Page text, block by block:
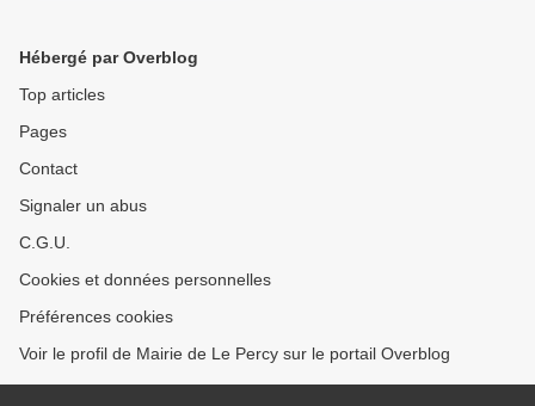
Hébergé par Overblog
Top articles
Pages
Contact
Signaler un abus
C.G.U.
Cookies et données personnelles
Préférences cookies
Voir le profil de Mairie de Le Percy sur le portail Overblog